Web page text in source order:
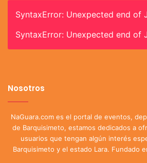
SyntaxError: Unexpected end of
SyntaxError: Unexpected end of
Nosotros
NaGuara.com es el portal de eventos,
de Barquisimeto, estamos dedicados a
usuarios que tengan algún interés
Barquisimeto y el estado Lara. Fundado